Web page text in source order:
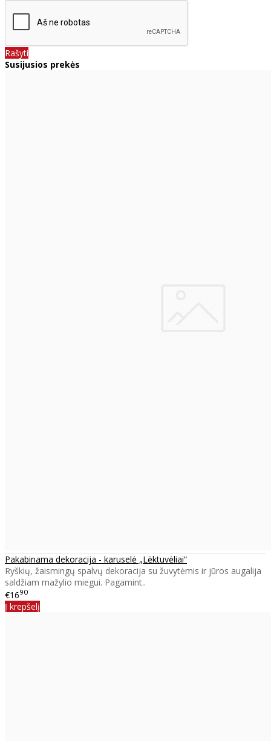
Rašyti
Susijusios prekės
Pakabinama dekoracija - karuselė „Lėktuvėliai“
Ryškių, žaismingų spalvų dekoracija su žuvytėmis ir jūros augalija
saldžiam mažylio miegui. Pagamint..
€1690
Į krepšelį